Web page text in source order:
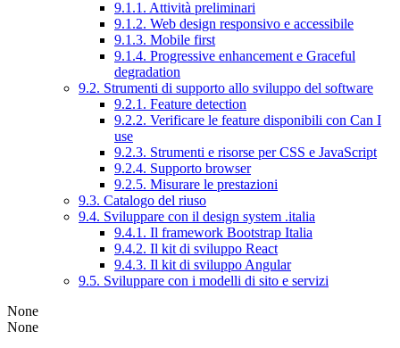
9.1.1. Attività preliminari
9.1.2. Web design responsivo e accessibile
9.1.3. Mobile first
9.1.4. Progressive enhancement e Graceful
degradation
9.2. Strumenti di supporto allo sviluppo del software
9.2.1. Feature detection
9.2.2. Verificare le feature disponibili con Can I
use
9.2.3. Strumenti e risorse per CSS e JavaScript
9.2.4. Supporto browser
9.2.5. Misurare le prestazioni
9.3. Catalogo del riuso
9.4. Sviluppare con il design system .italia
9.4.1. Il framework Bootstrap Italia
9.4.2. Il kit di sviluppo React
9.4.3. Il kit di sviluppo Angular
9.5. Sviluppare con i modelli di sito e servizi
None
None